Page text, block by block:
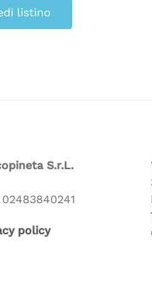
listino
S.r.L.
02483840241
policy